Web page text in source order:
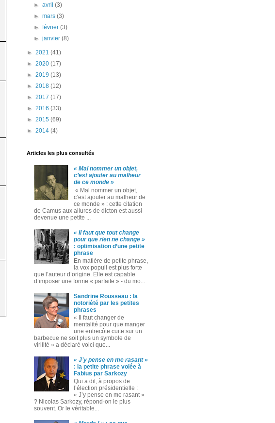
►avril(3)
►mars(3)
►février(3)
►janvier(8)
► 2021 (41)
► 2020 (17)
► 2019 (13)
► 2018 (12)
► 2017 (17)
► 2016 (33)
► 2015 (69)
► 2014 (4)
Articles les plus consultés
« Mal nommer un objet,
c’est ajouter au malheur
de ce monde »
« Mal nommer un objet,
c’est ajouter au malheur de
ce monde » : cette citation
de Camus aux allures de dicton est aussi
devenue une petite ...
« Il faut que tout change
pour que rien ne change »
: optimisation d’une petite
phrase
En matière de petite phrase,
la vox populi est plus forte
que l’auteur d’origine. Elle est capable
d’imposer une forme « parfaite » ‑ du mo...
Sandrine Rousseau : la
notoriété par les petites
phrases
« Il faut changer de
mentalité pour que manger
une entrecôte cuite sur un
barbecue ne soit plus un symbole de
virilité » a déclaré voici que...
« J’y pense en me rasant »
: la petite phrase volée à
Fabius par Sarkozy
Qui a dit, à propos de
l’élection présidentielle :
« J’y pense en me rasant »
? Nicolas Sarkozy, répond-on le plus
souvent. Or le véritable...